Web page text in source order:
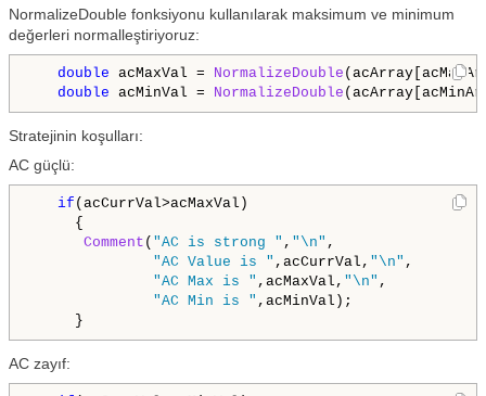
NormalizeDouble fonksiyonu kullanılarak maksimum ve minimum
değerleri normalleştiriyoruz:
double acMaxVal = NormalizeDouble
double acMinVal = NormalizeDouble
Stratejinin koşulları:
AC güçlü:
if (acCurrVal>acMaxVal)
{
Comment ( "AC is strong " , "\n" ,
"AC Value is " ,acCurrVal, "\n" ,
"AC Max is " ,acMaxVal, "\n" ,
"AC Min is " ,acMinVal);
}
AC zayıf: